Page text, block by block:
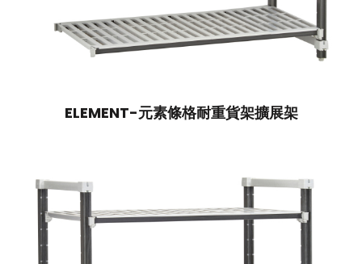
ELEMENT-元素條格耐重貨架擴展架